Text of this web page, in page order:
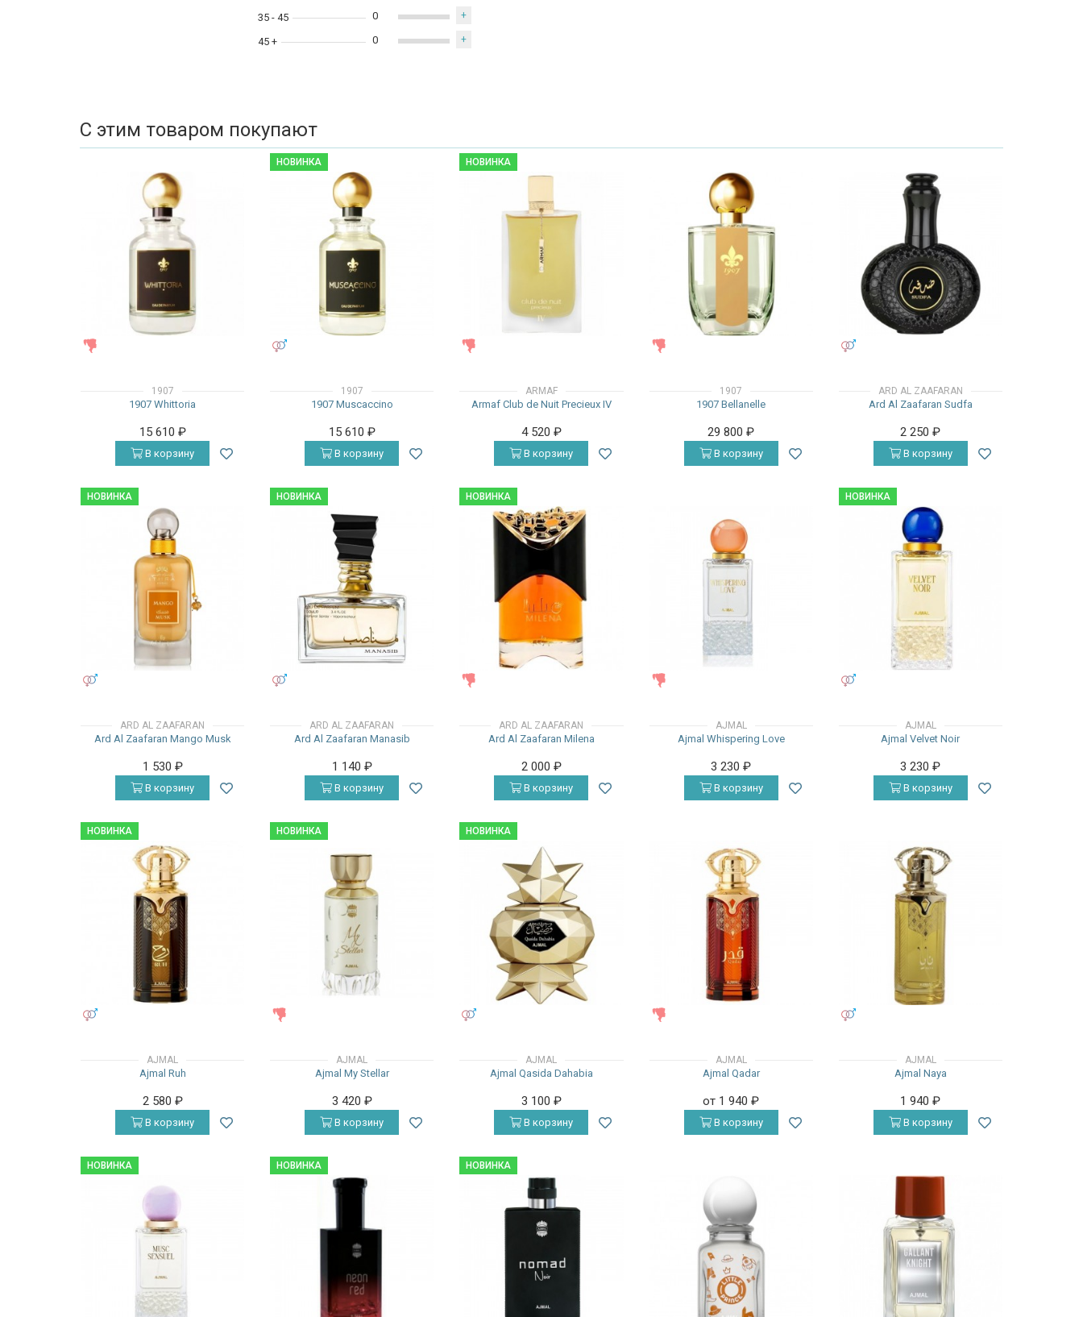
35 - 45
45 +
0 +
0 +
С этим товаром покупают
1907
1907 Whittoria
15 610 ₽
В корзину
НОВИНКА
1907
1907 Muscaccino
15 610 ₽
В корзину
НОВИНКА
ARMAF
Armaf Club de Nuit Precieux IV
4 520 ₽
В корзину
1907
1907 Bellanelle
29 800₽
В корзину
ARD AL ZAAFARAN
Ard Al Zaafaran Sudfa
2 250₽
В корзину
НОВИНКА
ARD AL ZAAFARAN
Ard Al Zaafaran Mango Musk
1 530 ₽
В корзину
НОВИНКА
ARD AL ZAAFARAN
Ard Al Zaafaran Manasib
1 140 ₽
В корзину
НОВИНКА
ARD AL ZAAFARAN
Ard Al Zaafaran Milena
2 000 ₽
В корзину
AJMAL
Ajmal Whispering Love
3 230₽
В корзину
НОВИНКА
AJMAL
Ajmal Velvet Noir
3 230₽
В корзину
НОВИНКА
AJMAL
Ajmal Ruh
2 580 ₽
В корзину
НОВИНКА
AJMAL
Ajmal My Stellar
3 420 ₽
В корзину
НОВИНКА
AJMAL
Ajmal Qasida Dahabia
3 100 ₽
В корзину
AJMAL
Ajmal Qadar
от 1 940₽
В корзину
AJMAL
Ajmal Naya
1 940₽
В корзину
НОВИНКА НОВИНКА НОВИНКА